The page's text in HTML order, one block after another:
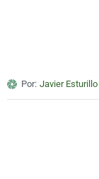
Por: Javier Esturillo